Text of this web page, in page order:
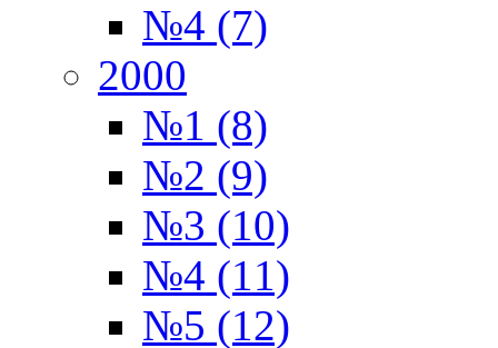
№4 (7)
2000
№1 (8)
№2 (9)
№3 (10)
№4 (11)
№5 (12)